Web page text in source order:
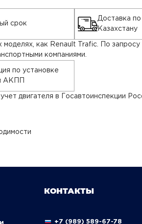
срок
Доставка
Казахстану
моделях, как Renault Trafic. По
компаниями.
по установке
АКПП
двигателя в Госавтоинспекции
КОНТАКТЫ
+7 (989) 589-67-78